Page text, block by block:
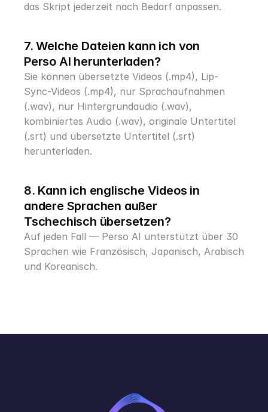
das Skript jederzeit nach Bedarf anpassen.
7. Welche Dateien kann ich von
Perso AI herunterladen?
Sie können übersetzte Videos (.mp4), Lip-
Sync-Videos (.mp4), nur Sprachaufnahmen
(.wav), nur Hintergrundaudio (.wav),
kombiniertes Audio (.wav), originale Untertitel
(.srt) und übersetzte Untertitel (.srt)
herunterladen.
8. Kann ich englische Videos in
andere Sprachen außer
Tschechisch übersetzen?
Auf jeden Fall — Perso AI unterstützt über 30
Sprachen wie Französisch, Japanisch, Arabisch
und Koreanisch.